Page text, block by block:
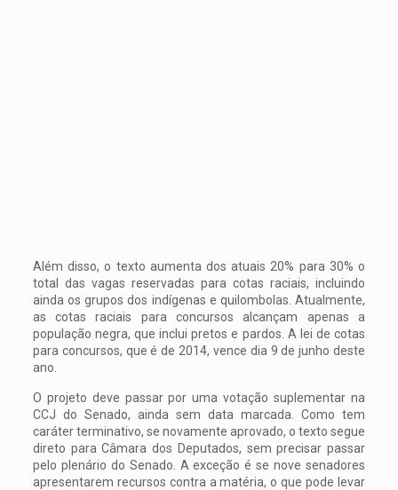
Além disso, o texto aumenta dos atuais 20% para 30% o
total das vagas reservadas para cotas raciais, incluindo
ainda os grupos dos indígenas e quilombolas. Atualmente,
as cotas raciais para concursos alcançam apenas a
população negra, que inclui pretos e pardos. A lei de cotas
para concursos, que é de 2014, vence dia 9 de junho deste
ano.
O projeto deve passar por uma votação suplementar na
CCJ do Senado, ainda sem data marcada. Como tem
caráter terminativo, se novamente aprovado, o texto segue
direto para Câmara dos Deputados, sem precisar passar
pelo plenário do Senado. A exceção é se nove senadores
apresentarem recursos contra a matéria, o que pode levar